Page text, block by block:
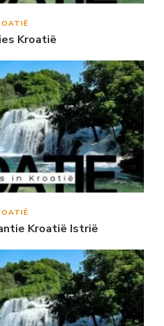
Kroatië
Kroatië Istrië